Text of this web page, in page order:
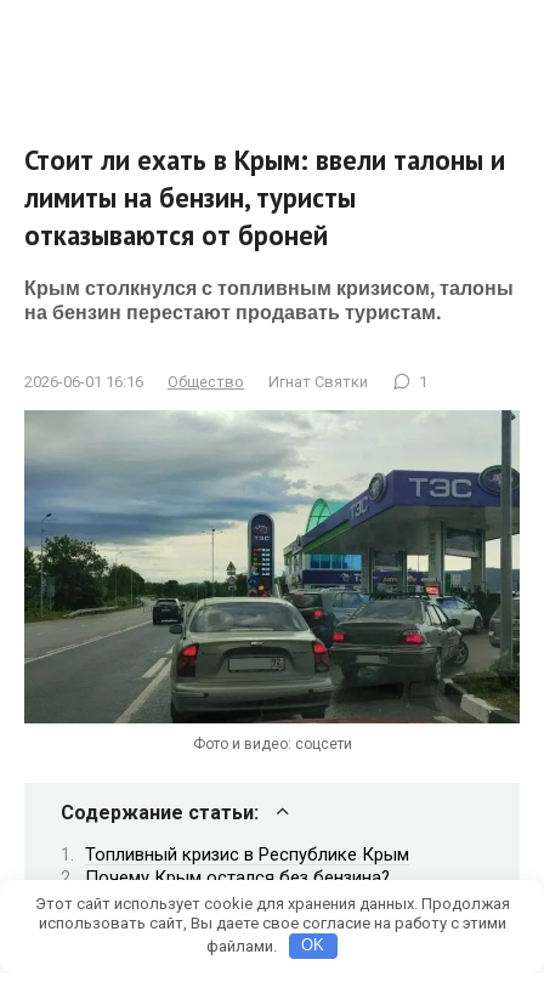
Стоит ли ехать в Крым: ввели талоны и
лимиты на бензин, туристы
отказываются от броней
Крым столкнулся с топливным кризисом, талоны
на бензин перестают продавать туристам.
2026-06-01 16:16 Общество Игнат Святки 1
Фото и видео: соцсети
Содержание статьи:
Топливный кризис в Республике Крым
Почему Крым остался без бензина?
Очереди к АЗС и опасения туристов
Правила провоза бензина через Крымский
Этот сайт использует cookie для хранения данных. Продолжая
использовать сайт, Вы даете свое согласие на работу с этими
файлами.
OK